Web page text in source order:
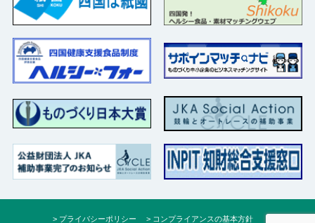
プライバシーポリシー コンプライアンスの基本方針